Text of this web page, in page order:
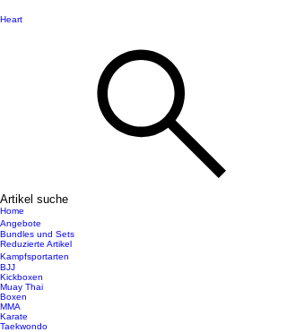
Heart
Artikel suche
Home
Angebote
Bundles und Sets
Reduzierte Artikel
Kampfsportarten
BJJ
Kickboxen
Muay Thai
Boxen
MMA
Karate
Taekwondo